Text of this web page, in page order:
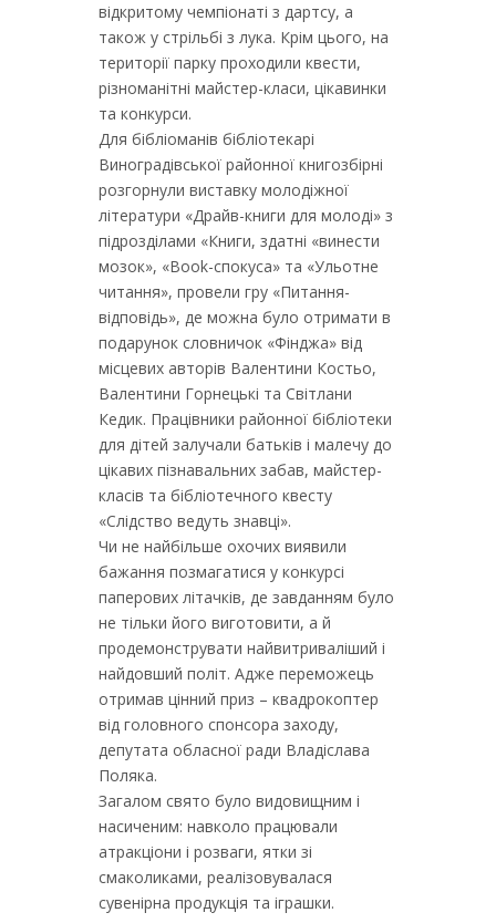
відкритому чемпіонаті з дартсу, а
також у стрільбі з лука. Крім цього, на
території парку проходили квести,
різноманітні майстер-класи, цікавинки
та конкурси.
Для бібліоманів бібліотекарі
Виноградівської районної книгозбірні
розгорнули виставку молодіжної
літератури «Драйв-книги для молоді» з
підрозділами «Книги, здатні «винести
мозок», «Book-спокуса» та «Ульотне
читання», провели гру «Питання-
відповідь», де можна було отримати в
подарунок словничок «Фінджа» від
місцевих авторів Валентини Костьо,
Валентини Горнецькі та Світлани
Кедик. Працівники районної бібліотеки
для дітей залучали батьків і малечу до
цікавих пізнавальних забав, майстер-
класів та бібліотечного квесту
«Слідство ведуть знавці».
Чи не найбільше охочих виявили
бажання позмагатися у конкурсі
паперових літачків, де завданням було
не тільки його виготовити, а й
продемонструвати найвитриваліший і
найдовший політ. Адже переможець
отримав цінний приз – квадрокоптер
від головного спонсора заходу,
депутата обласної ради Владіслава
Поляка.
Загалом свято було видовищним і
насиченим: навколо працювали
атракціони і розваги, ятки зі
смаколиками, реалізовувалася
сувенірна продукція та іграшки.